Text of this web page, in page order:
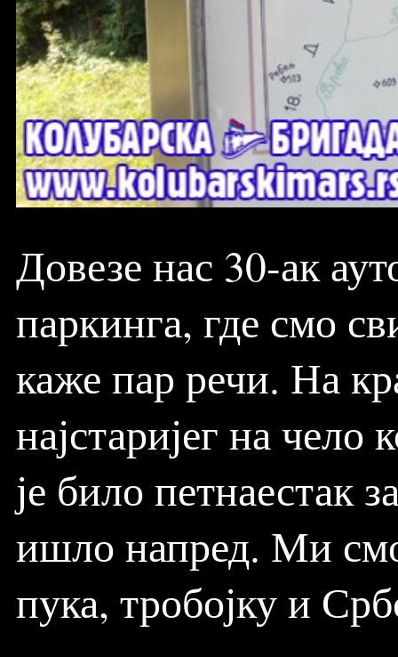
Довезе нас 30-ак
паркинга, где смо
каже пар речи. На
најстаријег на чело
је било петнаестак
ишло напред. Ми смо
пука, тробојку и